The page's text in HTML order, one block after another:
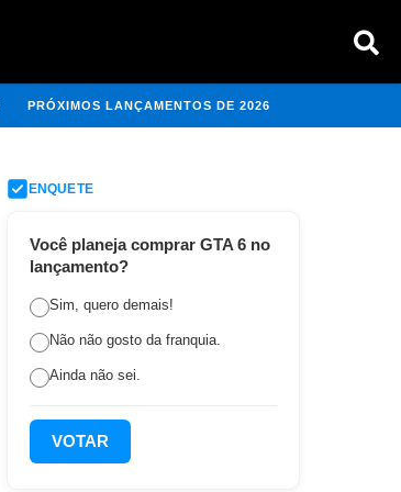
PRÓXIMOS LANÇAMENTOS DE 2026
ENQUETE
Você planeja comprar GTA 6 no
lançamento?
Sim, quero demais!
Não não gosto da franquia.
Ainda não sei.
VOTAR